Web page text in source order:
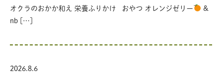
オクラのおかか和え 栄養ふりかけ おやつ オレンジゼリー
&
nb […]
2026.8.6